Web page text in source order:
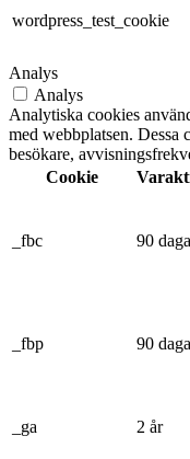
wordpress_test_cookie
Analys
Analys
Analytiska cookies
med webbplatsen. Dessa
besökare,
Cookie
_fbc 90
_fbp 90
_ga 2 år